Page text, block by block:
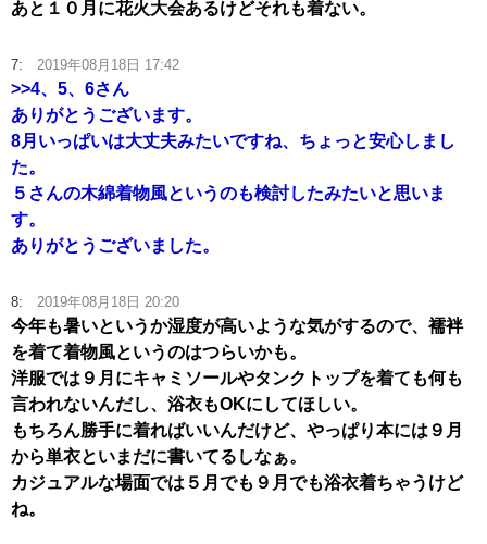
あと１０月に花火大会あるけどそれも着ない。
7: 2019年08月18日 17:42
>>4、5、6さん
ありがとうございます。
8月いっぱいは大丈夫みたいですね、ちょっと安心しまし
た。
５さんの木綿着物風というのも検討したみたいと思いま
す。
ありがとうございました。
8: 2019年08月18日 20:20
今年も暑いというか湿度が高いような気がするので、襦袢
を着て着物風というのはつらいかも。
洋服では９月にキャミソールやタンクトップを着ても何も
言われないんだし、浴衣もOKにしてほしい。
もちろん勝手に着ればいいんだけど、やっぱり本には９月
から単衣といまだに書いてるしなぁ。
カジュアルな場面では５月でも９月でも浴衣着ちゃうけど
ね。